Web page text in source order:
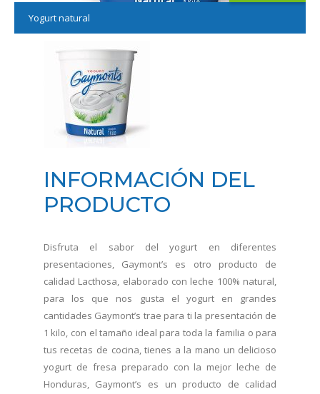
Yogurt natural
INFORMACIÓN DEL
PRODUCTO
Disfruta el sabor del yogurt en diferentes
presentaciones, Gaymont’s es otro producto de
calidad Lacthosa, elaborado con leche 100% natural,
para los que nos gusta el yogurt en grandes
cantidades Gaymont’s trae para ti la presentación de
1 kilo, con el tamaño ideal para toda la familia o para
tus recetas de cocina, tienes a la mano un delicioso
yogurt de fresa preparado con la mejor leche de
Honduras, Gaymont’s es un producto de calidad